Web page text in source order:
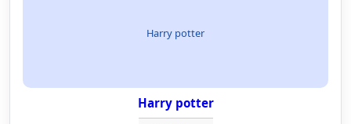
Harry potter
Harry potter